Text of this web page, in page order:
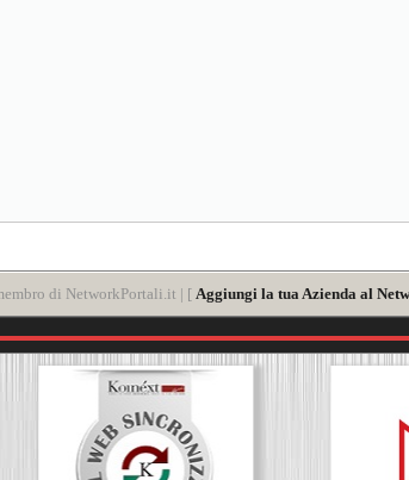
di NetworkPortali.it | [ Aggiungi la tua Azienda al